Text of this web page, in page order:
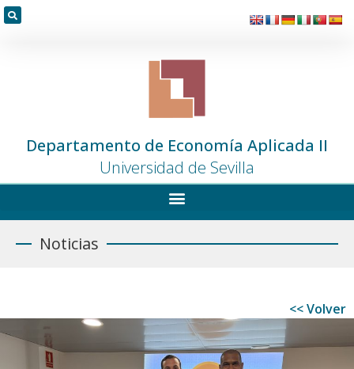
Departamento de Economía Aplicada II
Universidad de Sevilla
Noticias
<< Volver